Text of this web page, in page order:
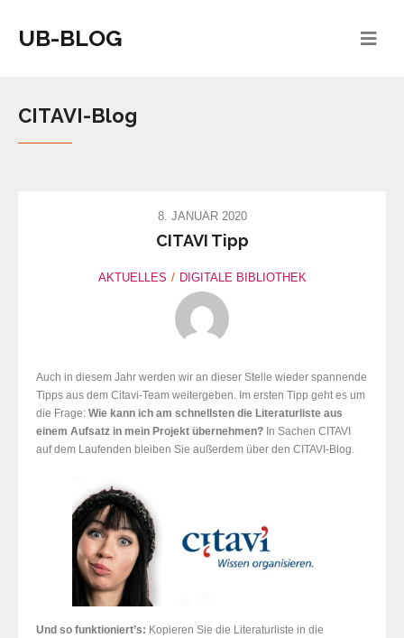
UB-BLOG
CITAVI-Blog
8. JANUAR 2020
CITAVI Tipp
AKTUELLES DIGITALE BIBLIOTHEK
Auch in diesem Jahr werden wir an dieser Stelle wieder spannende
Tipps aus dem Citavi-Team weitergeben. Im ersten Tipp geht es um
die Frage: Wie kann ich am schnellsten die Literaturliste aus
einem Aufsatz in mein Projekt übernehmen? In Sachen CITAVI
auf dem Laufenden bleiben Sie außerdem über den CITAVI-Blog.
Und so funktioniert’s: Kopieren Sie die Literaturliste in die